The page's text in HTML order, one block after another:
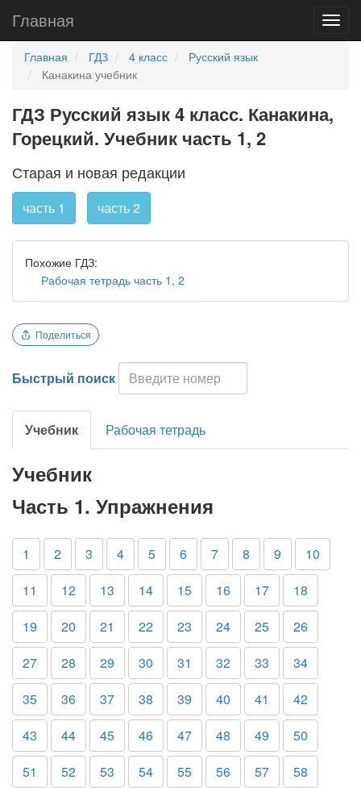
Главная
Главная ГДЗ 4 класс
Русский язык
Канакина учебник
ГДЗ Русский язык 4 класс. Канакина,
Горецкий. Учебник часть 1, 2
Старая и новая редакции
часть 1 часть 2
Похожие ГДЗ:
Рабочая тетрадь часть 1, 2
Поделиться
Быстрый поиск
Учебник Рабочая тетрадь
Учебник
Часть 1. Упражнения
1 2 3 4 5 6 7 8 9
10
11
12 13 14 15 16 17
18
19
20 21 22 23 24 25
26
27
28 29 30 31 32 33
34
35
36 37 38 39 40 41
42
43
44 45 46 47 48 49
50
51
52 53 54 55 56 57
58